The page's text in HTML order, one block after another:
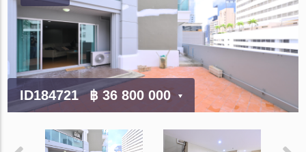
ID184721 ฿ 36 800 000